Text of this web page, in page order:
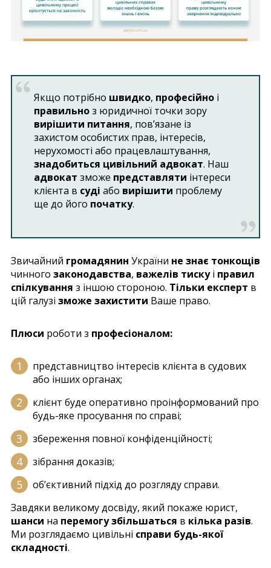
Якщо потрібно швидко, професійно і
правильноз юридичної точки зору
вирішити питання, пов’язане із
захистом особистих прав, інтересів,
нерухомості або працевлаштування,
знадобиться цивільний адвокат. Наш
адвокат зможе представляти інтереси
клієнта в суді або вирішити проблему
ще до його початку.
Звичайний громадянин України не знає тонкощів
чинного законодавства, важелів тискуі правил
спілкування з іншою стороною. Тільки експерт в
цій галузі зможе захистити Ваше право.
Плюси роботи з професіоналом:
представництво інтересів клієнта в судових
або інших органах;
клієнт буде оперативно проінформований про
будь-яке просування по справі;
збереження повної конфіденційності;
зібрання доказів;
об’єктивний підхід до розгляду справи.
Завдяки великому досвіду, який покаже юрист,
шанси на перемогу збільшаться в кілька разів.
Ми розглядаємо цивільні справи будь-якої
складності.